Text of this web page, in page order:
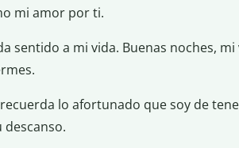
mi amor por ti.
sentido a mi vida. Buenas noches,
lo afortunado que soy de